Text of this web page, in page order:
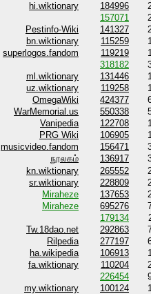
hi.wiktionary 184996
157071
Pestinfo-Wiki 141327
bn.wiktionary 115259
superlogos.fandom 119219
318182
ml.wiktionary 131446
uz.wiktionary 119258
OmegaWiki 424377
WarMemorial.us 550338
Vanipedia 122708
PRG Wiki 106905
musicvideo.fandom 156471
நூலகம் 136917
kn.wiktionary 265552
sr.wiktionary 228809
Miraheze 137653
Miraheze 695276
179134
Tw.18dao.net 292863
Rilpedia 277197
ha.wikipedia 106913
fa.wiktionary 110204
226454
my.wiktionary 100124